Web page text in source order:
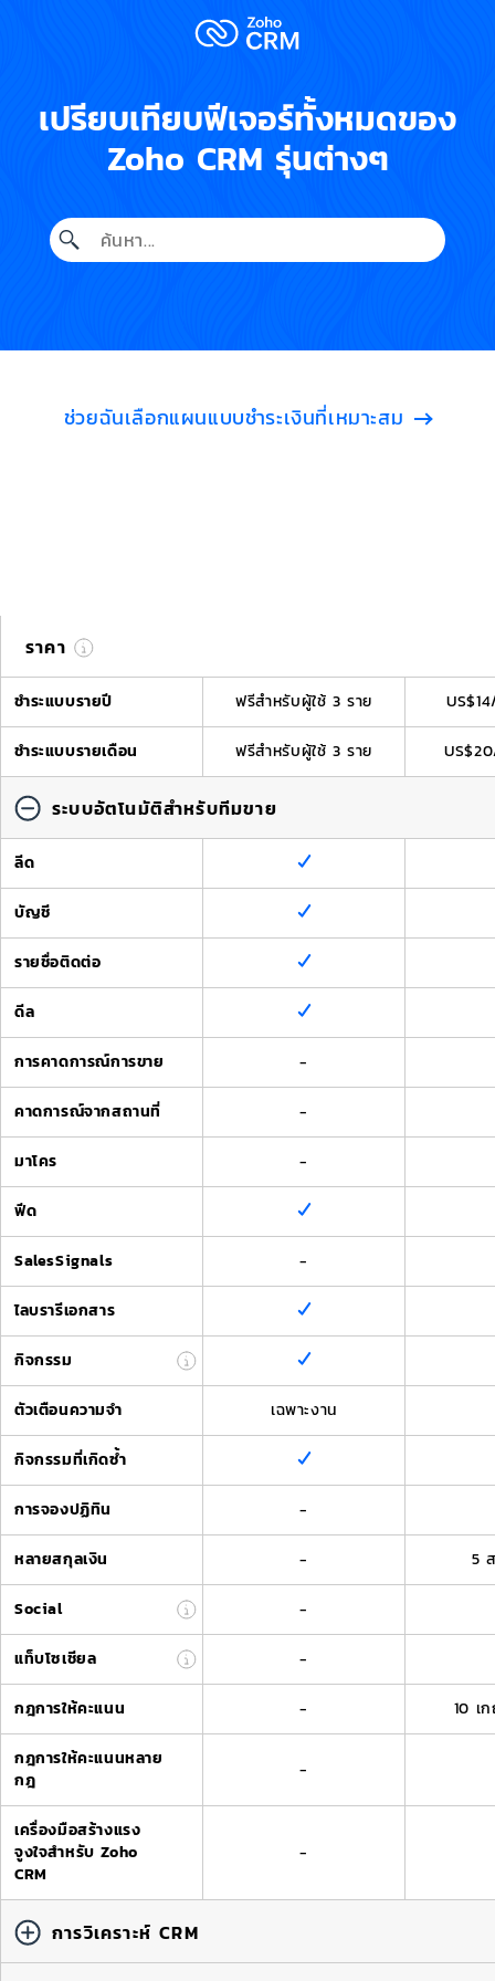
เปรียบเทียบฟีเจอร์ทั้งหมดของ
Zoho CRM รุ่นต่างๆ
ช่วยฉันเลือกแผนแบบชำระเงินที่เหมาะสม
ราคา
ชำระแบบรายปี ฟรีสำหรับผู้ใช้ 3 ราย US$14
ชำระแบบรายเดือน ฟรีสำหรับผู้ใช้ 3 ราย US$20
ระบบอัตโนมัติสำหรับทีมขาย
ลีด
บัญชี
รายชื่อติดต่อ
ดีล
การคาดการณ์การขาย -
คาดการณ์จากสถานที่ -
มาโคร -
ฟีด
SalesSignals -
ไลบรารีเอกสาร
กิจกรรม
ตัวเตือนความจำ เฉพาะงาน
กิจกรรมที่เกิดซ้ำ
การจองปฏิทิน -
หลายสกุลเงิน - 5
Social -
แท็บโซเชียล -
กฎการให้คะแนน - 10 เ
กฎการให้คะแนนหลาย
กฎ
-
เครื่องมือสร้างแรง
จูงใจสำหรับ Zoho
CRM
-
การวิเคราะห์ CRM